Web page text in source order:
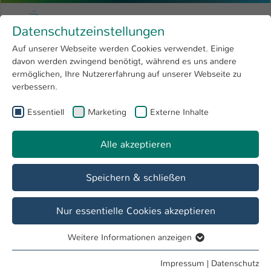
Menu
Forschung 4
Open submenu
Hochschule
International
Zum Hauptinhalt springen
Hochschule Kaiserslautern
Sie sind hier:
Termine & Events
Facilitator Training in the use of LEGO(R)
SERIOUS PLAY(R) materials and
methodology 2026
Datum / Uhrzeit
01. Jul / 08:30 Uhr - 12:30 Uhr
Datenschutzeinstellungen
Auf unserer Webseite werden Cookies verwendet. Einige
davon werden zwingend benötigt, während es uns andere
ermöglichen, Ihre Nutzererfahrung auf unserer Webseite zu
verbessern.
Essentiell Marketing Externe Inhalte
Alle akzeptieren
Speichern & schließen
Nur essentielle Cookies akzeptieren
Essentielle Cookies werden für grundlegende Funktionen
Weitere Informationen anzeigen
Impressum | Datenschutz